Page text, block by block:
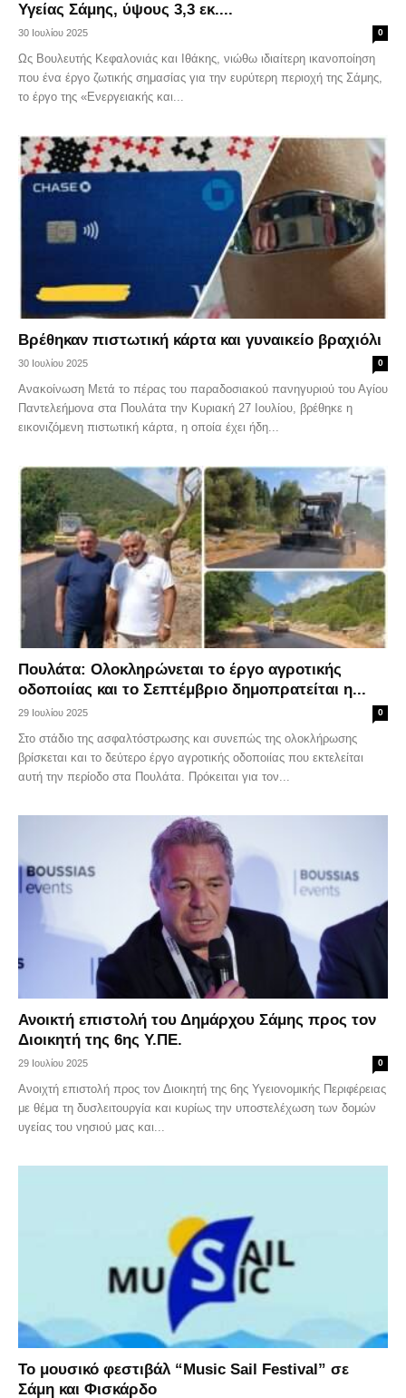
Υγείας Σάμης, ύψους 3,3 εκ....
30 Ιουλίου 2025 0
Ως Βουλευτής Κεφαλονιάς και Ιθάκης, νιώθω ιδιαίτερη ικανοποίηση
που ένα έργο ζωτικής σημασίας για την ευρύτερη περιοχή της Σάμης,
το έργο της «Ενεργειακής και...
Βρέθηκαν πιστωτική κάρτα και γυναικείο βραχιόλι
30 Ιουλίου 2025 0
Ανακοίνωση Μετά το πέρας του παραδοσιακού πανηγυριού του Αγίου
Παντελεήμονα στα Πουλάτα την Κυριακή 27 Ιουλίου, βρέθηκε η
εικονιζόμενη πιστωτική κάρτα, η οποία έχει ήδη...
Πουλάτα: Ολοκληρώνεται το έργο αγροτικής
οδοποιίας και το Σεπτέμβριο δημοπρατείται η...
29 Ιουλίου 2025 0
Στο στάδιο της ασφαλτόστρωσης και συνεπώς της ολοκλήρωσης
βρίσκεται και το δεύτερο έργο αγροτικής οδοποιίας που εκτελείται
αυτή την περίοδο στα Πουλάτα. Πρόκειται για τον...
Ανοικτή επιστολή του Δημάρχου Σάμης προς τον
Διοικητή της 6ης Υ.ΠΕ.
29 Ιουλίου 2025 0
Ανοιχτή επιστολή προς τον Διοικητή της 6ης Υγειονομικής Περιφέρειας
με θέμα τη δυσλειτουργία και κυρίως την υποστελέχωση των δομών
υγείας του νησιού μας και...
Το μουσικό φεστιβάλ “Music Sail Festival” σε
Σάμη και Φισκάρδο